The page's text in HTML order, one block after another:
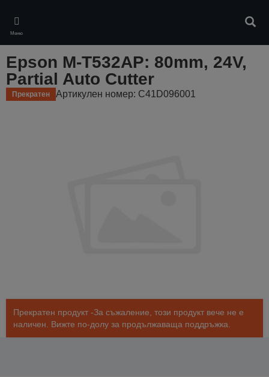
main
content
Меню
Epson M-T532AP: 80mm, 24V,
Partial Auto Cutter
Прекратен Артикулен номер: C41D096001
Прекратен продукт -За съжаление, този продукт вече не е
наличен. Вижте по-долу за продължаваща поддръжка.